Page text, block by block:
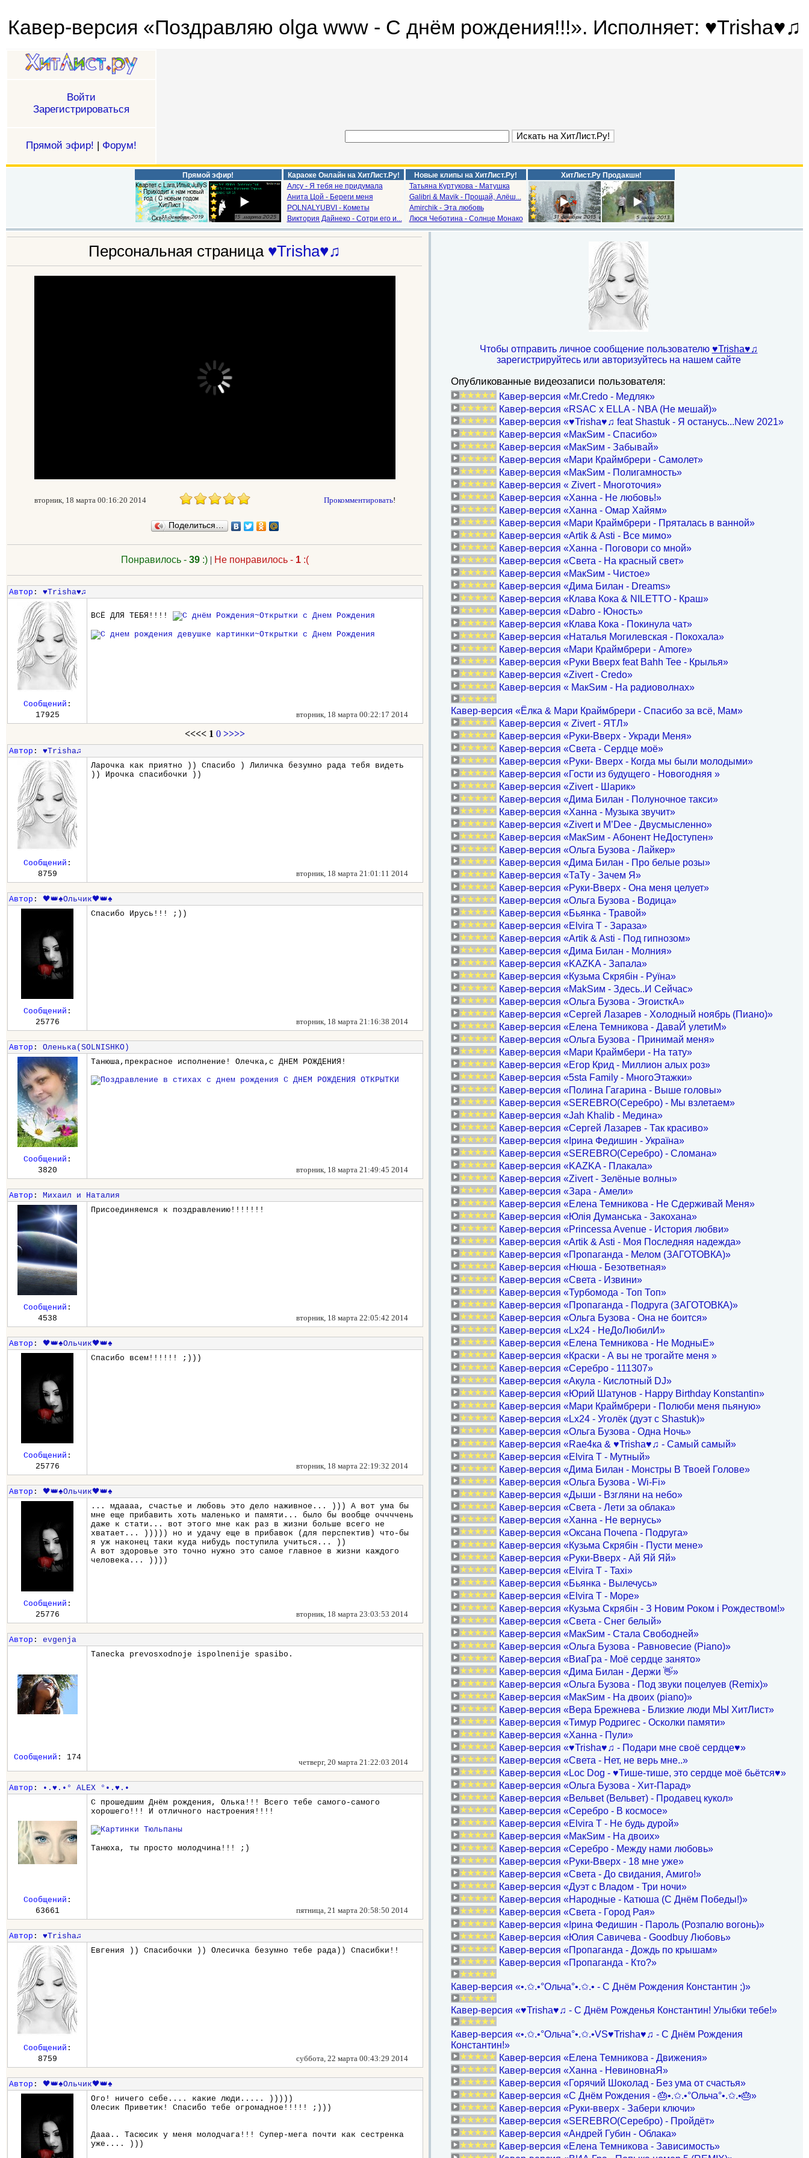
Кавер-версия «Поздравляю olga www - С днём рождения!!!». Исполняет: ♥Trisha♥♫
Войти
Зарегистрироваться
Прямой эфир! | Форум!
Прямой эфир!
Караоке Онлайн на ХитЛист.Ру!
Алсу - Я тебя не придумала
Анита Цой - Береги меня
POLNALYUBVI - Кометы
Виктория Дайнеко - Сотри его и...
Новые клипы на ХитЛист.Ру!
Татьяна Куртукова - Матушка
Galibri & Mavik - Прощай, Алёш...
Amirchik - Эта любовь
Люся Чеботина - Солнце Монако
ХитЛист.Ру Продакшн!
Персональная страница ♥Trisha♥♫
вторник, 18 марта 00:16:20 2014 Прокомментировать!
Поделиться…
Понравилось - 39:)| Не понравилось - 1:(
Автор :♥Trisha♥♫
ВСЁ ДЛЯ ТЕБЯ!!!!
вторник, 18 марта 00:22:17 2014
Сообщений :
17925
<<<< 1 0 >>>>
Автор :♥Trisha♫
Ларочка как приятно )) Спасибо ) Лиличка безумно рада тебя видеть
)) Ирочка спасибочки ))
вторник, 18 марта 21:01:11 2014
Сообщений :
8759
Автор :🖤👑♠️Ольчик🖤👑♠️
Спасибо Ирусь!!! ;))
вторник, 18 марта 21:16:38 2014
Сообщений :
25776
Автор :Оленька(SOLNISHKO)
Танюша,прекрасное исполнение! Олечка,с ДНЕМ РОЖДЕНИЯ!
вторник, 18 марта 21:49:45 2014
Сообщений :
3820
Автор :Михаил и Наталия
Присоединяемся к поздравлению!!!!!!!
вторник, 18 марта 22:05:42 2014
Сообщений :
4538
Автор :🖤👑♠️Ольчик🖤👑♠️
Спасибо всем!!!!!! ;)))
вторник, 18 марта 22:19:32 2014
Сообщений :
25776
Автор :🖤👑♠️Ольчик🖤👑♠️
... мдаааа, счастье и любовь это дело наживное... ))) А вот ума бы
мне еще прибавить хоть маленько и памяти... было бы вообще оччччень
даже к стати... вот этого мне как раз в жизни больше всего не
хватает... ))))) но и удачу еще в прибавок (для перспектив) что-бы
я уж наконец таки куда нибудь поступила учиться... ))
А вот здоровье это точно нужно это самое главное в жизни каждого
человека... ))))
вторник, 18 марта 23:03:53 2014
Сообщений :
25776
Автор :evgenja
Tanecka prevosxodnoje ispolnenije spasibo.
четверг, 20 марта 21:22:03 2014
Сообщений : 174
Автор :
•.♥.•° ALEX °•.♥.•
С прошедшим Днём рождения, Олька!!! Всего тебе самого-самого
хорошего!!! И отличного настроения!!!!
Танюха, ты просто молодчина!!! ;)
пятница, 21 марта 20:58:50 2014
Сообщений :
63661
Автор :♥Trisha♫
Евгения )) Спасибочки )) Олесичка безумно тебе рада)) Спасибки!!
суббота, 22 марта 00:43:29 2014
Сообщений :
8759
Автор :🖤👑♠️Ольчик🖤👑♠️
Ого! ничего себе.... какие люди..... )))))
Олесик Приветик! Спасибо тебе огромадное!!!!! ;)))
Дааа.. Тасюсик у меня молодчага!!! Супер-мега почти как сестренка
уже.... )))
Чтобы отправить личное сообщение пользователю ♥Trisha♥♫
зарегистрируйтесь или авторизуйтесь на нашем сайте
Опубликованные видеозаписи пользователя:
Кавер-версия «Mr.Credo - Медляк»
Кавер-версия «RSAC x ELLA - NBA (Не мешай)»
Кавер-версия «♥Trisha♥♫ feat Shastuk - Я останусь...New 2021»
Кавер-версия «МакSим - Спасибо»
Кавер-версия «МакSим - Забывай»
Кавер-версия «Мари Краймбрери - Самолет»
Кавер-версия «МакSим - Полигамность»
Кавер-версия « Zivert - Многоточия»
Кавер-версия «Ханна - Не любовь!»
Кавер-версия «Ханна - Омар Хайям»
Кавер-версия «Мари Краймбрери - Пряталась в ванной»
Кавер-версия «Artik & Asti - Все мимо»
Кавер-версия «Ханна - Поговори со мной»
Кавер-версия «Света - На красный свет»
Кавер-версия «МакSим - Чистое»
Кавер-версия «Дима Билан - Dreams»
Кавер-версия «Клава Кока & NILETTO - Краш»
Кавер-версия «Dabro - Юность»
Кавер-версия «Клава Кока - Покинула чат»
Кавер-версия «Наталья Могилевская - Покохала»
Кавер-версия «Мари Краймбрери - Amore»
Кавер-версия «Руки Вверх feat Bahh Tee - Крылья»
Кавер-версия «Zivert - Credo»
Кавер-версия « МакSим - На радиоволнах»
Кавер-версия «Ёлка & Мари Краймбрери - Спасибо за всё, Мам»
Кавер-версия « Zivert - ЯТЛ»
Кавер-версия «Руки-Вверх - Укради Меня»
Кавер-версия «Света - Сердце моё»
Кавер-версия «Руки- Вверх - Когда мы были молодыми»
Кавер-версия «Гости из будущего - Новогодняя »
Кавер-версия «Zivert - Шарик»
Кавер-версия «Дима Билан - Полуночное такси»
Кавер-версия «Ханна - Музыка звучит»
Кавер-версия «Zivert и M’Dee - Двусмысленно»
Кавер-версия «МакSим - Абонент НеДоступен»
Кавер-версия «Ольга Бузова - Лайкер»
Кавер-версия «Дима Билан - Про белые розы»
Кавер-версия «ТаТу - Зачем Я»
Кавер-версия «Руки-Вверх - Она меня целует»
Кавер-версия «Ольга Бузова - Водица»
Кавер-версия «Бьянка - Травой»
Кавер-версия «Elvira T - Зараза»
Кавер-версия «Artik & Asti - Под гипнозом»
Кавер-версия «Дима Билан - Молния»
Кавер-версия «KAZKA - Запала»
Кавер-версия «Кузьма Скрябін - Руїна»
Кавер-версия «MakSим - Здесь..И Сейчас»
Кавер-версия «Ольга Бузова - ЭгоисткА»
Кавер-версия «Сергей Лазарев - Холодный ноябрь (Пиано)»
Кавер-версия «Елена Темникова - ДаваЙ улетиМ»
Кавер-версия «Ольга Бузова - Принимай меня»
Кавер-версия «Мари Краймбери - На тату»
Кавер-версия «Егор Крид - Миллион алых роз»
Кавер-версия «5sta Family - МногоЭтажки»
Кавер-версия «Полина Гагарина - Выше головы»
Кавер-версия «SEREBRO(Серебро) - Мы взлетаем»
Кавер-версия «Jah Khalib - Медина»
Кавер-версия «Сергей Лазарев - Так красиво»
Кавер-версия «Iрина Федишин - Україна»
Кавер-версия «SEREBRO(Серебро) - Сломана»
Кавер-версия «KAZKA - Плакала»
Кавер-версия «Zivert - Зелёные волны»
Кавер-версия «Зара - Амели»
Кавер-версия «Елена Темникова - Не Сдерживай Меня»
Кавер-версия «Юлiя Думанська - Закохана»
Кавер-версия «Princessa Avenue - История любви»
Кавер-версия «Artik & Asti - Моя Последняя надежда»
Кавер-версия «Пропаганда - Мелом (ЗАГОТОВКА)»
Кавер-версия «Нюша - Безответная»
Кавер-версия «Света - Извини»
Кавер-версия «Турбомода - Топ Топ»
Кавер-версия «Пропаганда - Подруга (ЗАГОТОВКА)»
Кавер-версия «Ольга Бузова - Она не боится»
Кавер-версия «Lx24 - НеДоЛюбилИ»
Кавер-версия «Елена Темникова - Не МодныЕ»
Кавер-версия «Краски - А вы не трогайте меня »
Кавер-версия «Серебро - 111307»
Кавер-версия «Акула - Кислотный DJ»
Кавер-версия «Юрий Шатунов - Happy Birthday Konstantin»
Кавер-версия «Мари Краймбрери - Полюби меня пьяную»
Кавер-версия «Lx24 - Уголёк (дуэт с Shastuk)»
Кавер-версия «Ольга Бузова - Одна Ночь»
Кавер-версия «Rae4ка & ♥Trisha♥♫ - Самый самый»
Кавер-версия «Elvira T - Мутный»
Кавер-версия «Дима Билан - Монстры В Твоей Голове»
Кавер-версия «Ольга Бузова - Wi-Fi»
Кавер-версия «Дыши - Взгляни на небо»
Кавер-версия «Света - Лети за облака»
Кавер-версия «Ханна - Не вернусь»
Кавер-версия «Оксана Почепа - Подруга»
Кавер-версия «Кузьма Скрябiн - Пусти мене»
Кавер-версия «Руки-Вверх - Ай Яй Яй»
Кавер-версия «Elvira T - Taxi»
Кавер-версия «Бьянка - Вылечусь»
Кавер-версия «Elvira T - Море»
Кавер-версия «Кузьма Скрябiн - З Новим Роком i Рождеством!»
Кавер-версия «Света - Снег белый»
Кавер-версия «МакSим - Стала Свободней»
Кавер-версия «Ольга Бузова - Равновесие (Piano)»
Кавер-версия «ВиаГра - Моё сердце занято»
Кавер-версия «Дима Билан - Держи 👋»
Кавер-версия «Ольга Бузова - Под звуки поцелуев (Remix)»
Кавер-версия «МакSим - На двоих (piano)»
Кавер-версия «Вера Брежнева - Близкие люди МЫ ХитЛист»
Кавер-версия «Тимур Родригес - Осколки памяти»
Кавер-версия «Ханна - Пули»
Кавер-версия «♥Trisha♥♫ - Подари мне своё сердце♥»
Кавер-версия «Света - Нет, не верь мне..»
Кавер-версия «Loc Dog - ♥Тише-тише, это сердце моё бьётся♥»
Кавер-версия «Ольга Бузова - Хит-Парад»
Кавер-версия «Вельвеt (Вельвет) - Продавец кукол»
Кавер-версия «Серебро - В космосе»
Кавер-версия «Elvira T - Не будь дурой»
Кавер-версия «МакSим - На двоих»
Кавер-версия «Серебро - Между нами любовь»
Кавер-версия «Руки-Вверх - 18 мне уже»
Кавер-версия «Света - До свидания, Амиго!»
Кавер-версия «Дуэт с Владом - Три ночи»
Кавер-версия «Народные - Катюша (С Днём Победы!)»
Кавер-версия «Света - Город Рая»
Кавер-версия «Ірина Федишин - Пароль (Розпалю вогонь)»
Кавер-версия «Юлия Савичева - Goodbuy Любовь»
Кавер-версия «Пропаганда - Дождь по крышам»
Кавер-версия «Пропаганда - Кто?»
Кавер-версия «•.✩.•°Ольча°•.✩.• - С Днём Рождения Константин ;)»
Кавер-версия «♥Trisha♥♫ - С Днём Рожденья Константин! Улыбки тебе!»
Кавер-версия «•.✩.•°Ольча°•.✩.•VS♥Trisha♥♫ - С Днём Рождения
Константин!»
Кавер-версия «Елена Темникова - Движения»
Кавер-версия «Ханна - НевиновнаЯ»
Кавер-версия «Горячий Шоколад - Без ума от счастья»
Кавер-версия «С Днём Рождения - 🎂•.✩.•°Ольча°•.✩.•🎂»
Кавер-версия «Руки-вверх - Забери ключи»
Кавер-версия «SEREBRO(Серебро) - Пройдёт»
Кавер-версия «Андрей Губин - Облака»
Кавер-версия «Елена Темникова - Зависимость»